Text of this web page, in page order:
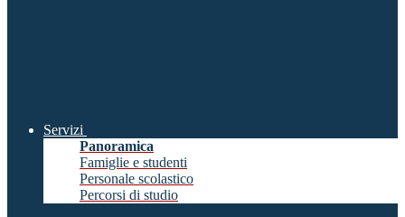
Servizi
Panoramica
Famiglie e studenti
Personale scolastico
Percorsi di studio